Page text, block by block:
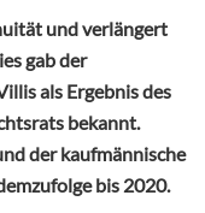
und verlängert
gab der
als Ergebnis des
bekannt.
der kaufmännische
bis 2020.